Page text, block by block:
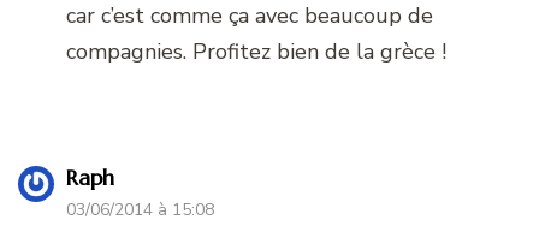
car c’est comme ça avec beaucoup de
compagnies. Profitez bien de la grèce !
Raph
03/06/2014 à 15:08